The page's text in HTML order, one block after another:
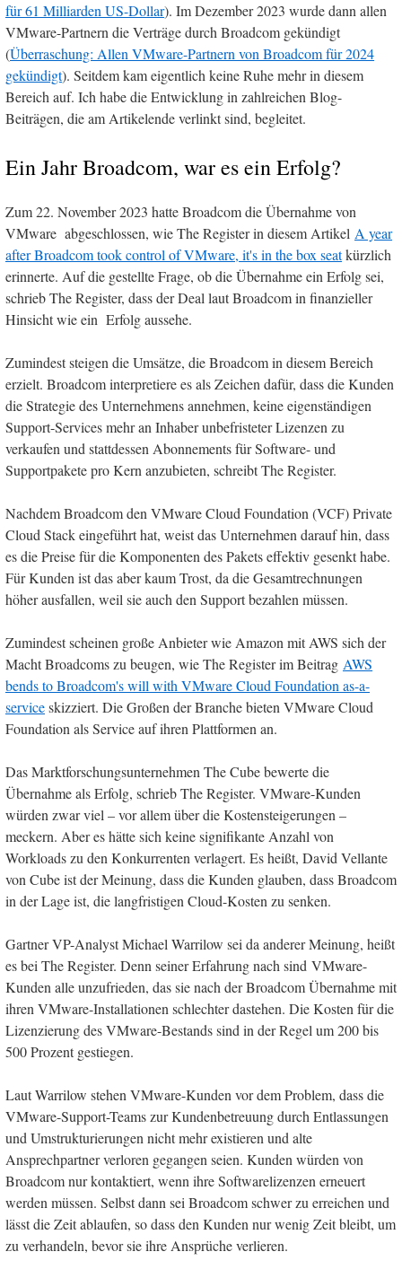
für 61 Milliarden US-Dollar). Im Dezember 2023 wurde dann allen
VMware-Partnern die Verträge durch Broadcom gekündigt
(Überraschung: Allen VMware-Partnern von Broadcom für 2024
gekündigt). Seitdem kam eigentlich keine Ruhe mehr in diesem
Bereich auf. Ich habe die Entwicklung in zahlreichen Blog-
Beiträgen, die am Artikelende verlinkt sind, begleitet.
Ein Jahr Broadcom, war es ein Erfolg?
Zum 22. November 2023 hatte Broadcom die Übernahme von
VMware abgeschlossen, wie The Register in diesem Artikel A year
after Broadcom took control of VMware, it's in the box seatkürzlich
erinnerte. Auf die gestellte Frage, ob die Übernahme ein Erfolg sei,
schrieb The Register, dass der Deal laut Broadcom in finanzieller
Hinsicht wie ein Erfolg aussehe.
Zumindest steigen die Umsätze, die Broadcom in diesem Bereich
erzielt. Broadcom interpretiere es als Zeichen dafür, dass die Kunden
die Strategie des Unternehmens annehmen, keine eigenständigen
Support-Services mehr an Inhaber unbefristeter Lizenzen zu
verkaufen und stattdessen Abonnements für Software- und
Supportpakete pro Kern anzubieten, schreibt The Register.
Nachdem Broadcom den VMware Cloud Foundation (VCF) Private
Cloud Stack eingeführt hat, weist das Unternehmen darauf hin, dass
es die Preise für die Komponenten des Pakets effektiv gesenkt habe.
Für Kunden ist das aber kaum Trost, da die Gesamtrechnungen
höher ausfallen, weil sie auch den Support bezahlen müssen.
Zumindest scheinen große Anbieter wie Amazon mit AWS sich der
Macht Broadcoms zu beugen, wie The Register im Beitrag AWS
bends to Broadcom's will with VMware Cloud Foundation as-a-
serviceskizziert. Die Großen der Branche bieten VMware Cloud
Foundation als Service auf ihren Plattformen an.
Das Marktforschungsunternehmen The Cube bewerte die
Übernahme als Erfolg, schrieb The Register. VMware-Kunden
würden zwar viel – vor allem über die Kostensteigerungen –
meckern. Aber es hätte sich keine signifikante Anzahl von
Workloads zu den Konkurrenten verlagert. Es heißt, David Vellante
von Cube ist der Meinung, dass die Kunden glauben, dass Broadcom
in der Lage ist, die langfristigen Cloud-Kosten zu senken.
Gartner VP-Analyst Michael Warrilow sei da anderer Meinung, heißt
es bei The Register. Denn seiner Erfahrung nach sind VMware-
Kunden alle unzufrieden, das sie nach der Broadcom Übernahme mit
ihren VMware-Installationen schlechter dastehen. Die Kosten für die
Lizenzierung des VMware-Bestands sind in der Regel um 200 bis
500 Prozent gestiegen.
Laut Warrilow stehen VMware-Kunden vor dem Problem, dass die
VMware-Support-Teams zur Kundenbetreuung durch Entlassungen
und Umstrukturierungen nicht mehr existieren und alte
Ansprechpartner verloren gegangen seien. Kunden würden von
Broadcom nur kontaktiert, wenn ihre Softwarelizenzen erneuert
werden müssen. Selbst dann sei Broadcom schwer zu erreichen und
lässt die Zeit ablaufen, so dass den Kunden nur wenig Zeit bleibt, um
zu verhandeln, bevor sie ihre Ansprüche verlieren.